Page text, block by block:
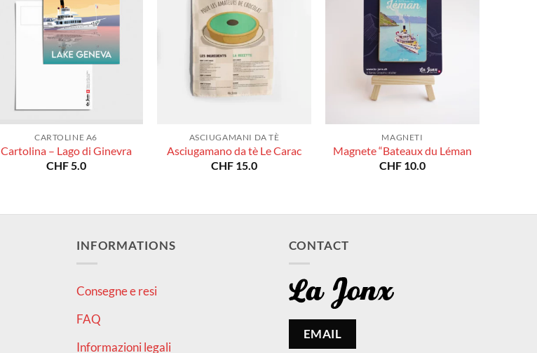
CARTOLINE A6
Cartolina – Lago di Ginevra
CHF5.0
ASCIUGAMANI DA TÈ
Asciugamano da tè Le Carac
CHF 15.0
MAGNETI
Magnete “Bateaux du Léman
CHF 10.0
INFORMATIONS
Consegne e resi
FAQ
Informazioni legali
CONTACT
EMAIL